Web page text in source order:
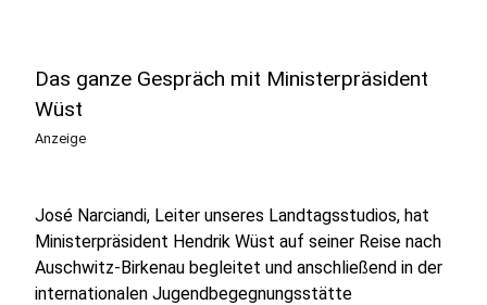
Das ganze Gespräch mit Ministerpräsident
Wüst
Anzeige
José Narciandi, Leiter unseres Landtagsstudios, hat
Ministerpräsident Hendrik Wüst auf seiner Reise nach
Auschwitz-Birkenau begleitet und anschließend in der
internationalen Jugendbegegnungsstätte